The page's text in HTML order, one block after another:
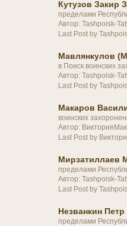
Кутузов Закир
пределами
Автор: Tashpoisk-
Last Post by
Мавлянкулов
в Поиск воинских
Автор: Tashpoisk-
Last Post by
Макаров
воинских
Автор:
Last Post by
Мирзатиллаев
пределами
Автор: Tashpoisk-
Last Post by
Незванкин Петр
пределами